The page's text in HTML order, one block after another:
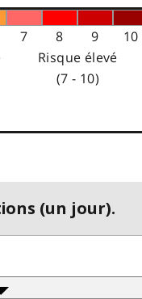
7 8 9
10
Risque élevé
(7 - 10)
(un jour).